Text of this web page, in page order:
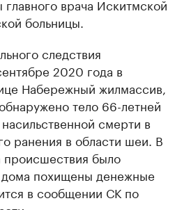
врача Искитмской
больницы.
следствия
2020 года в
Набережный жилмассив,
тело 66-летней
смерти в
ранения в области шеи. В
происшествия было
дома похищены денежные
в сообщении СК по